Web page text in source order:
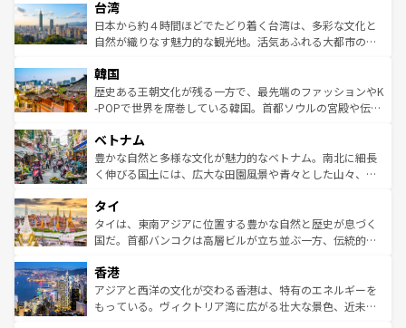
ならではの贅沢な旅のスタイルだ。 なお、新着のアメリカ
情報はコンテンツ一覧を参照してほしい。
れるおもてなしの心で訪れる人々を迎えてくれるハワイの
人々、おいしいローカルフードやハワイアンミュージッ
ク、伝統的なフラダンスなど、すべてがハワイの魅力を彩
ワイを、存分に味わってほしい。 なお、新着のハワイ情報
はコンテンツ一覧を参照してほしい。
リアリーフや大陸中央部にそびえるウルル（エアーズロッ
ク）、タスマニアの美しい原生林やケアンズの熱帯雨林な
ど、見どころがたくさん。また、カフェやワイン、オージ
いる。アクティビティも充実しており、サーフィンやダイ
ビング、ハイキングなど、アウトドア好きにはたまらな
い。オーストラリアの多彩な魅力を存分に味わいつくそ
参照してほしい。
台湾
日本から約４時間ほどでたどり着く台湾は、多彩な文化と
自然が織りなす魅力的な観光地。活気あふれる大都市の台
ン）、静ひつな山岳地帯である台湾東部など、都市の喧騒
と山間の静けさが共存しており、訪れる人に新しい発見と
驚きをもたらしてくれる。また、奥深い台湾の食文化も魅
容にもいいと評判のスイーツなど、バラエティ豊かな料理
が味わえる。 なお、新着の台湾情報は コンテンツ一覧を参
照してほしい。
韓国
歴史ある王朝文化が残る一方で、最先端のファッションやK
-POPで世界を席巻している韓国。首都ソウルの宮殿や伝統
き、地方に足を延ばせば四季折々の自然美を楽しむことが
できる。そして、キムチや焼肉、絶品のストリートフード
まで、さまざまな韓国料理が待っている。夜には、韓国な
リティに包まれながら、韓国の多彩な魅力を心ゆくまで味
わってみてほしい。 なお、新着の韓国情報はコンテンツ一
覧を参照してほしい。
ベトナム
豊かな自然と多様な文化が魅力的なベトナム。南北に細長
く伸びる国土には、広大な田園風景や青々とした山々、世
急速な発展と共に伝統が息づく。ハノイの古い町並みやホ
ーチミン市のフランス統治時代の建物も、独特の雰囲気を
醸し出している。また、バラエティの豊かさとおいしさで
とつ。フォーやバインミー、ベトナムコーヒーなどは、ぜ
ひ現地で味わいたい。どの地域を訪れてもあたたかい人々
が旅行者を迎えてくれるので、きっと忘れられない旅にな
タイ
タイは、東南アジアに位置する豊かな自然と歴史が息づく
国だ。首都バンコクは高層ビルが立ち並ぶ一方、伝統的な
の活気が交差している。北部ではチェンマイなどの山岳地
帯で自然と触れ合い、南部ではプーケットやクラビの美し
いビーチでリゾート気分を楽しむことができる。タイ料理
香港
アジアと西洋の文化が交わる香港は、特有のエネルギーを
もっている。ヴィクトリア湾に広がる壮大な景色、近未来